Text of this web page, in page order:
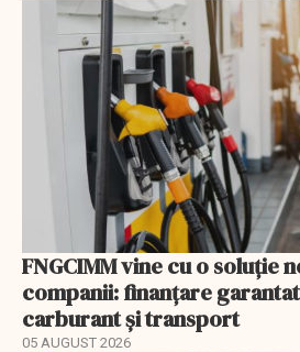
FNGCIMM vine cu o soluție
companii: finanțare
carburant și transport
05 AUGUST 2026